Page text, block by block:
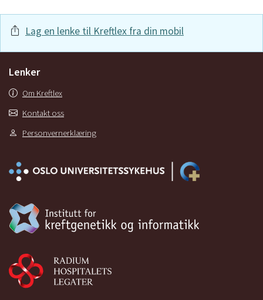
Lag en lenke til Kreftlex fra din mobil
Lenker
Om Kreftlex
Kontakt oss
Personvernerklæring